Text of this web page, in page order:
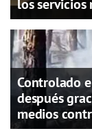
los servicios
Controlado
después
medios